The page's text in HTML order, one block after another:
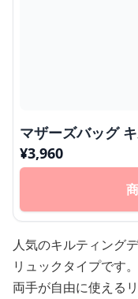
マザーズバッグ
¥3,960
人気のキルティング
リュックタイプです。
両手が自由に使える